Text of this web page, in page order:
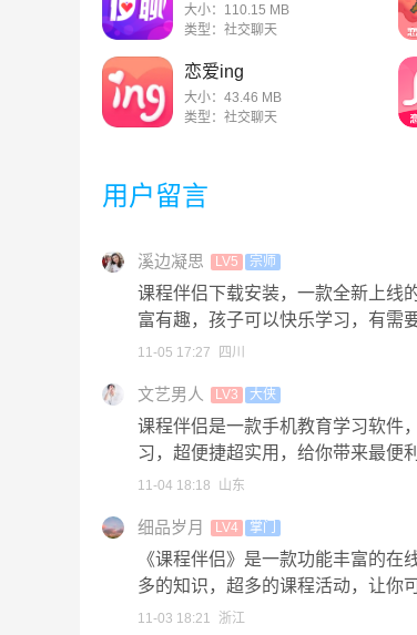
大小：110.15 MB
类型：社交聊天
恋爱ing
大小：43.46 MB
类型：社交聊天
用户留言
溪边凝思 LV5 宗师
课程伴侣下载安装，一款全新上线
富有趣，孩子可以快乐学习，有需
11-05 17:27 四川
文艺男人 LV3 大侠
课程伴侣是一款手机教育学习软件
习，超便捷超实用，给你带来最便
11-04 18:18 山东
细品岁月 LV4 掌门
《课程伴侣》是一款功能丰富的
多的知识，超多的课程活动，让你
11-03 18:21 浙江